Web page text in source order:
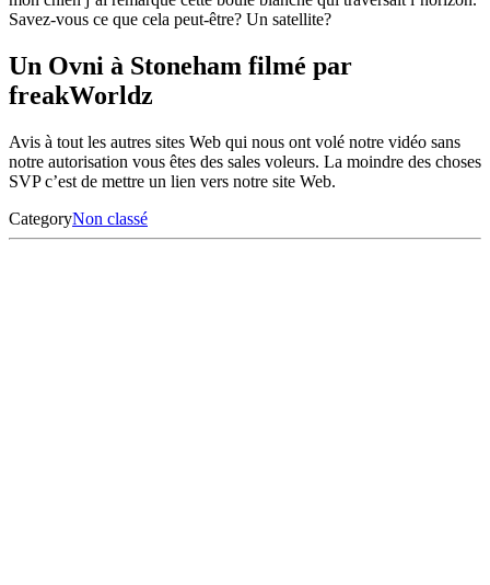
Savez-vous ce que cela peut-être? Un satellite?
Un Ovni à Stoneham filmé par
freakWorldz
Avis à tout les autres sites Web qui nous ont volé notre vidéo sans
notre autorisation vous êtes des sales voleurs. La moindre des choses
SVP c’est de mettre un lien vers notre site Web.
CategoryNon classé